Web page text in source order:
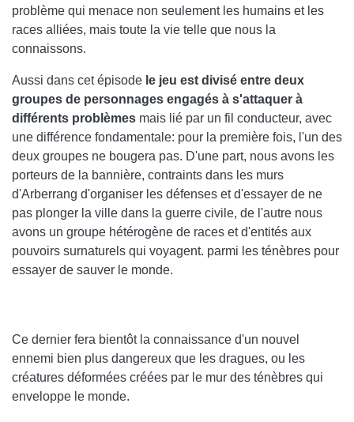
problème qui menace non seulement les humains et les
races alliées, mais toute la vie telle que nous la
connaissons.
Aussi dans cet épisode le jeu est divisé entre deux
groupes de personnages engagés à s'attaquer à
différents problèmes mais lié par un fil conducteur, avec
une différence fondamentale: pour la première fois, l'un des
deux groupes ne bougera pas. D'une part, nous avons les
porteurs de la bannière, contraints dans les murs
d'Arberrang d'organiser les défenses et d'essayer de ne
pas plonger la ville dans la guerre civile, de l'autre nous
avons un groupe hétérogène de races et d'entités aux
pouvoirs surnaturels qui voyagent. parmi les ténèbres pour
essayer de sauver le monde.
Ce dernier fera bientôt la connaissance d'un nouvel
ennemi bien plus dangereux que les dragues, ou les
créatures déformées créées par le mur des ténèbres qui
enveloppe le monde.